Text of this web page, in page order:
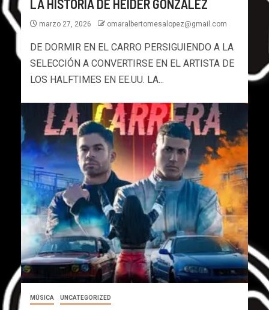
LA HISTORIA DE HEIDER GONZALEZ
marzo 27, 2026 omaralbertomesalopez@gmail.com
DE DORMIR EN EL CARRO PERSIGUIENDO A LA
SELECCIÓN A CONVERTIRSE EN EL ARTISTA DE
LOS HALFTIMES EN EE.UU. LA...
MÚSICA UNCATEGORIZED